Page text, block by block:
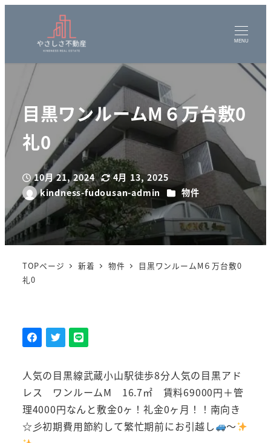
MENU
目黒ワンルームM６万台敷0
礼0
投稿日
10月 21, 2024
更新日
4月 13, 2025
著
者
kindness-fudousan-admin カテゴリー
物件
TOPページ 新着 物件
目黒ワンルームM６万台敷0
礼0
人気の目黒線武蔵小山駅徒歩8分人気の目黒アド
レス ワンルームM 16.7㎡ 賃料69000円＋管
理4000円なんと敷金0ヶ！礼金0ヶ月！！南向き
☆彡初期費用節約して繁忙期前にお引越し
～